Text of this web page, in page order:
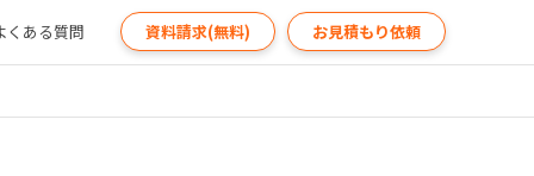
くある質問 資料請求(無料) お見積もり依頼